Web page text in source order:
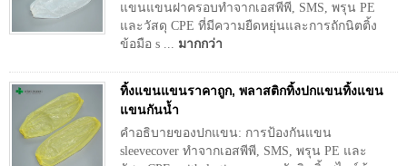
แขนแขนฝาครอบทำจากเอสพีพี, SMS, พรุน PE
และวัสดุ CPE ที่มีความยืดหยุ่นและการถักนิตติ้ง
ข้อมือ s ... มากกว่า
ทิ้งแขนแขนราคาถูก, พลาสติกทิ้งปกแขนทิ้งแขน
แขนกันน้ำ
คำอธิบายของปกแขน: การป้องกันแขน
sleevecover ทำจากเอสพีพี, SMS, พรุน PE และ